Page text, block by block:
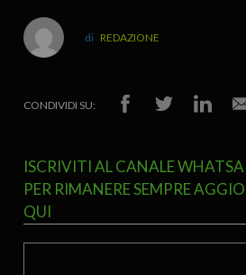
REDAZIONE
CONDIVIDI SU:
ISCRIVITI AL CANALE
PER RIMANERE SEMPRE
QUI